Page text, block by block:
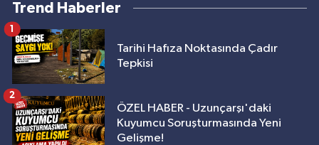
Trend Haberler
Tarihi Hafıza Noktasında Çadır
Tepkisi
1
ÖZEL HABER - Uzunçarşı'daki
Kuyumcu Soruşturmasında Yeni
Gelişme!
2